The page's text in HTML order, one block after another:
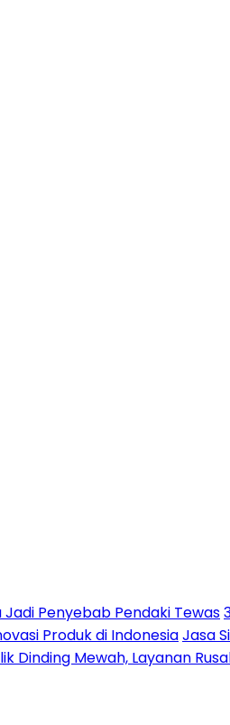
Penyebab Pendaki Tewas
Produk di IndonesiaJasa
Dinding Mewah, Layanan